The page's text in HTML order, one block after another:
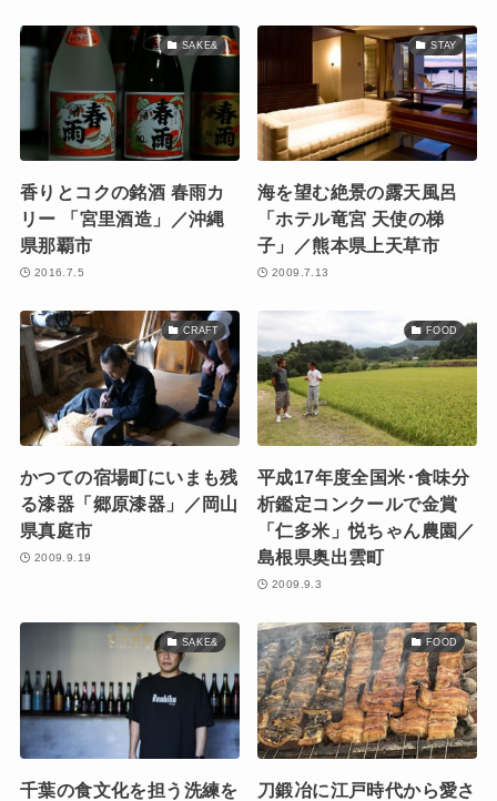
SAKE&
香りとコクの銘酒 春雨カ
リー 「宮里酒造」／沖縄
県那覇市
2016.7.5
STAY
海を望む絶景の露天風呂
「ホテル竜宮 天使の梯
子」／熊本県上天草市
2009.7.13
CRAFT
かつての宿場町にいまも残
る漆器「郷原漆器」／岡山
県真庭市
2009.9.19
FOOD
平成17年度全国米･食味分
析鑑定コンクールで金賞
「仁多米」悦ちゃん農園／
島根県奥出雲町
2009.9.3
SAKE&
千葉の食文化を担う洗練を
FOOD
刀鍛冶に江戸時代から愛さ